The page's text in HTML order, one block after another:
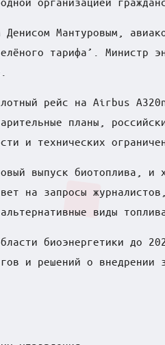
Мантуровым,
тарифа’. Министр
рейс на Airbus
планы,
и технических
выпуск биотоплива,
на запросы
виды
биоэнергетики до
и решений о внедрении